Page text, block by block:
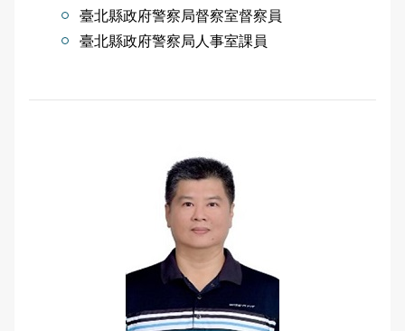
臺北縣政府警察局督察室督察員
臺北縣政府警察局人事室課員